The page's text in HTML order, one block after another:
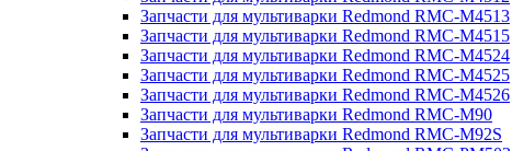
Запчасти для мультиварки Redmond RMC-M4513
Запчасти для мультиварки Redmond RMC-M4515
Запчасти для мультиварки Redmond RMC-M4524
Запчасти для мультиварки Redmond RMC-M4525
Запчасти для мультиварки Redmond RMC-M4526
Запчасти для мультиварки Redmond RMC-M90
Запчасти для мультиварки Redmond RMC-M92S